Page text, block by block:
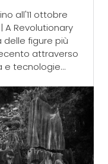
all'11 ottobre
A Revolutionary
delle figure più
attraverso
e tecnologie...